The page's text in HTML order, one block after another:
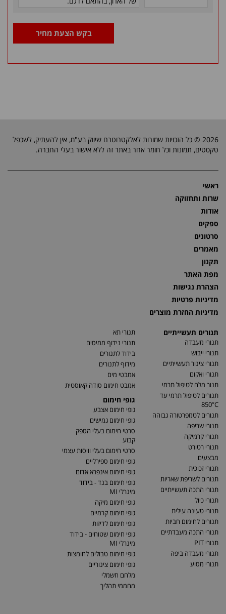
בקש הצעת מחיר
2026 © כל הזכויות שמורות לאלקטרוטרם שיווק בע"מ, אין להעתיק, לשכפל
טקסטים, תמונות וכל חומר אחר באתר זה ללא אישור בעלי החברה.
ראשי
שרות ותחזוקה
אודות
ספקים
סרטונים
מאמרים
תקנון
מפת האתר
הצהרת נגישות
מדיניות פרטיות
מדיניות החזרת מוצרים
תנורים תעשייתיים
תנורי מעבדה
תנורי ייבוש
תנורי צינור תעשייתיים
תנורי ואקום
תנור מלח לטיפול תרמי
תנורים לטיפול תרמי עד
850°C
תנורים לטמפרטורה גבוהה
תנורי שריפה
תנורי קרמיקה
תנורי רטורט
מבצעים
תנורי זכוכית
תנורים לשריפת שאריות
תנורי התכה תעשייתיים
תנורי כיול
תנורי טעינה עילית
תנורים לחימום חביות
תנורי התכה מעבדתיים
תנורי PIT
תנורי מעבדה ביפה
תנורי מסוע
תנורי תא
תנורי נידוף ממיסים
בידוד לתנורים
מידוף לתנורים
אמבטי מים
אמבט חימום סודה קאוסטית
גופי חימום
גופי חימום אצבע
גופי חימום גמישים
סרטי חימום בעלי הספק
קבוע
סרטי חימום בעלי וויסות עצמי
גופי חימום ספירליים
גופי חימום אינפרא אדום
גופי חימום בנד - בידוד
מינרלי MI
גופי חימום מיקה
גופי חימום קרמיים
גופי חימום לדיזות
גופי חימום שטוחים - בידוד
מינרלי MI
גופי חימום טבולים לחומצות
גופי חימום צינוריים
מלחם חשמלי
מחממי תהליך